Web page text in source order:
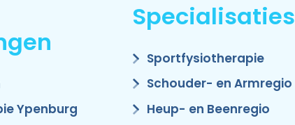
Ypenburg
Specialisaties
Sportfysiotherapie
Schouder- en Armregio
Heup- en Beenregio